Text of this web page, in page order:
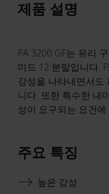
제품 설명
PA 3200 GF는 유리
미드 12 분말입니다.
강성을 나타내면서도
니다. 또한 특수한 내
성이 요구되는 요건
주요 특징
높은 강성